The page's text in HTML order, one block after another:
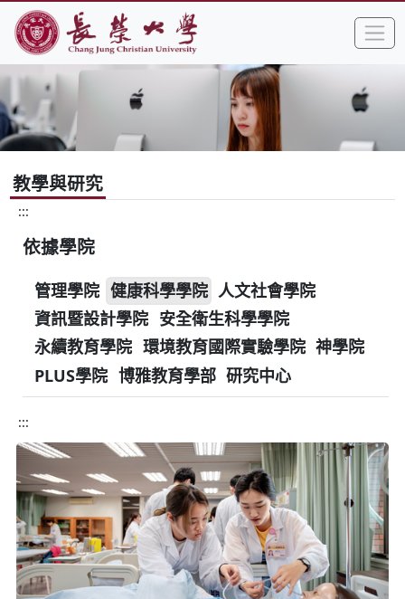
跳到主要內容區塊
長榮大學全球資訊網中文網頁
手
教學與研究
:::
依據學院
管理學院 健康科學學院 人文社會學院
資訊暨設計學院 安全衛生科學學院
永續教育學院 環境教育國際實驗學院 神學院
PLUS學院 博雅教育學部 研究中心
:::